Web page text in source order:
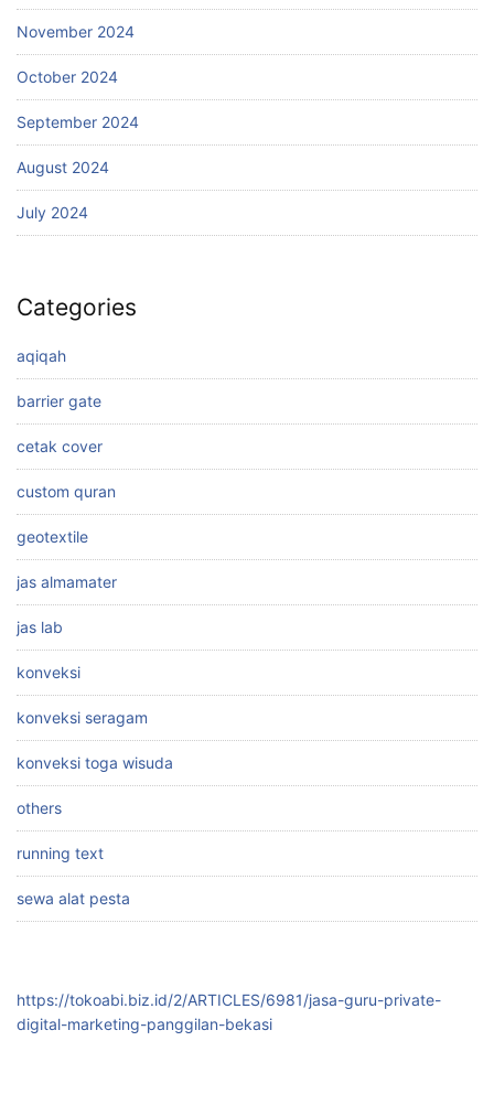
November 2024
October 2024
September 2024
August 2024
July 2024
Categories
aqiqah
barrier gate
cetak cover
custom quran
geotextile
jas almamater
jas lab
konveksi
konveksi seragam
konveksi toga wisuda
others
running text
sewa alat pesta
https://tokoabi.biz.id/2/ARTICLES/6981/jasa-guru-private-
digital-marketing-panggilan-bekasi